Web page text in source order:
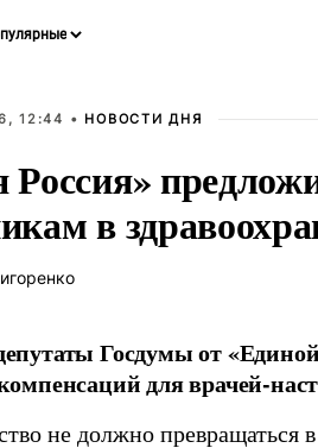
12:44 • НОВОСТИ ДНЯ
Россия»
в
Госдумы от
для врачей-
не должно